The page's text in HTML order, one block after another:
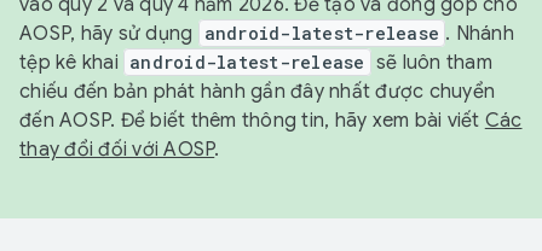
vào quý 2 và quý 4 năm 2026. Để tạo và đóng góp cho
AOSP, hãy sử dụng
android-latest-release . Nhánh
tệp kê khai android-latest-release sẽ luôn tham
chiếu đến bản phát hành gần đây nhất được chuyển
đến AOSP. Để biết thêm thông tin, hãy xem bài viết Các
thay đổi đối với AOSP.